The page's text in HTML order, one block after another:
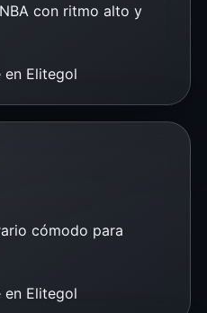
con ritmo alto y
en Elitegol
cómodo para
en Elitegol